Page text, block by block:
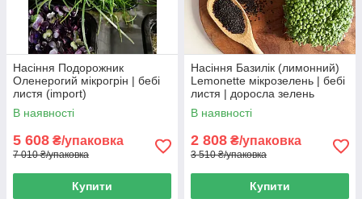
Насіння Подорожник
Оленерогий мікрогрін | бебі
листя (import)
В наявності
5 608 ₴/упаковка
7 010 ₴/упаковка
Купити
Насіння Базилік (лимонний)
Lemonette мікрозелень | бебі
листя | доросла зелень
(import)
В наявності
2 808 ₴/упаковка
3 510 ₴/упаковка
Купити